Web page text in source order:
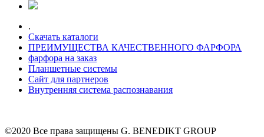
.
Скачать каталоги
ПРЕИМУЩЕСТВА КАЧЕСТВЕННОГО ФАРФОРА
фарфора на заказ
Планшетные системы
Сайт для партнеров
Внутренняя система распознавания
©2020 Все права защищены G. BENEDIKT GROUP